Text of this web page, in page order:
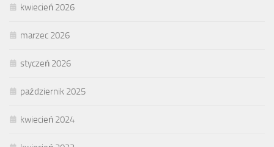
kwiecień 2026
marzec 2026
styczeń 2026
październik 2025
kwiecień 2024